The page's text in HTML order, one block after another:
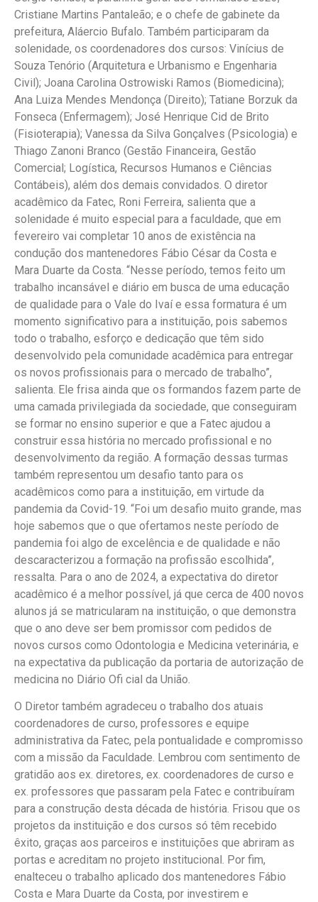
Cristiane Martins Pantaleão; e o chefe de gabinete da
prefeitura, Aláercio Bufalo. Também participaram da
solenidade, os coordenadores dos cursos: Vinícius de
Souza Tenório (Arquitetura e Urbanismo e Engenharia
Civil); Joana Carolina Ostrowiski Ramos (Biomedicina);
Ana Luiza Mendes Mendonça (Direito); Tatiane Borzuk da
Fonseca (Enfermagem); José Henrique Cid de Brito
(Fisioterapia); Vanessa da Silva Gonçalves (Psicologia) e
Thiago Zanoni Branco (Gestão Financeira, Gestão
Comercial; Logística, Recursos Humanos e Ciências
Contábeis), além dos demais convidados. O diretor
acadêmico da Fatec, Roni Ferreira, salienta que a
solenidade é muito especial para a faculdade, que em
fevereiro vai completar 10 anos de existência na
condução dos mantenedores Fábio César da Costa e
Mara Duarte da Costa. “Nesse período, temos feito um
trabalho incansável e diário em busca de uma educação
de qualidade para o Vale do Ivaí e essa formatura é um
momento significativo para a instituição, pois sabemos
todo o trabalho, esforço e dedicação que têm sido
desenvolvido pela comunidade acadêmica para entregar
os novos profissionais para o mercado de trabalho”,
salienta. Ele frisa ainda que os formandos fazem parte de
uma camada privilegiada da sociedade, que conseguiram
se formar no ensino superior e que a Fatec ajudou a
construir essa história no mercado profissional e no
desenvolvimento da região. A formação dessas turmas
também representou um desafio tanto para os
acadêmicos como para a instituição, em virtude da
pandemia da Covid-19. “Foi um desafio muito grande, mas
hoje sabemos que o que ofertamos neste período de
pandemia foi algo de excelência e de qualidade e não
descaracterizou a formação na profissão escolhida”,
ressalta. Para o ano de 2024, a expectativa do diretor
acadêmico é a melhor possível, já que cerca de 400 novos
alunos já se matricularam na instituição, o que demonstra
que o ano deve ser bem promissor com pedidos de
novos cursos como Odontologia e Medicina veterinária, e
na expectativa da publicação da portaria de autorização de
medicina no Diário Ofi cial da União.
O Diretor também agradeceu o trabalho dos atuais
coordenadores de curso, professores e equipe
administrativa da Fatec, pela pontualidade e compromisso
com a missão da Faculdade. Lembrou com sentimento de
gratidão aos ex. diretores, ex. coordenadores de curso e
ex. professores que passaram pela Fatec e contribuíram
para a construção desta década de história. Frisou que os
projetos da instituição e dos cursos só têm recebido
êxito, graças aos parceiros e instituições que abriram as
portas e acreditam no projeto institucional. Por fim,
enalteceu o trabalho aplicado dos mantenedores Fábio
Costa e Mara Duarte da Costa, por investirem e